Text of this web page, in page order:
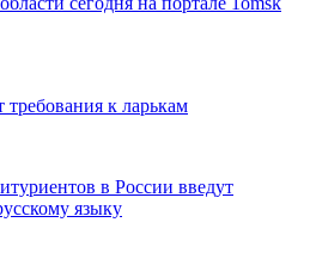
к ларькам
в России введут
языку